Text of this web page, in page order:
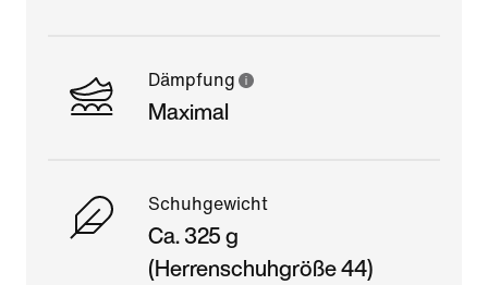
Dämpfung
Maximal
Schuhgewicht
Ca. 325 g
(Herrenschuhgröße 44)